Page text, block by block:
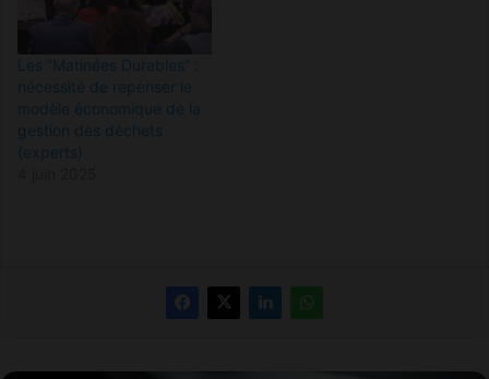
Les “Matinées Durables” :
nécessité de repenser le
modèle économique de la
gestion des déchets
(experts)